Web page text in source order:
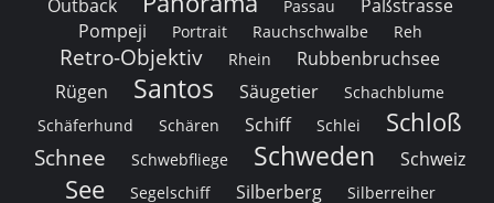
Outback Passau
Paßstrasse
Pompeji
Portrait Rauchschwalbe Reh
Retro-Objektiv Rhein
Rubbenbruchsee
Rügen
Santos Säugetier
Schachblume
Schäferhund
Schären Schiff Schlei Schloß
Schnee Schwebfliege Schweden Schweiz
See Segelschiff Silberberg
Silberreiher